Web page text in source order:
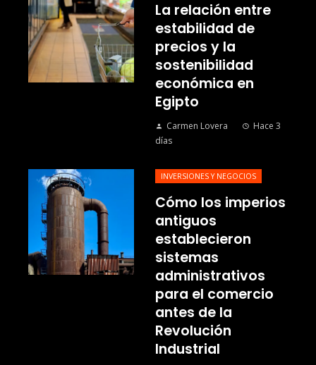
La relación entre
estabilidad de
precios y la
sostenibilidad
económica en
Egipto
Carmen Lovera
Hace 3
días
INVERSIONES Y NEGOCIOS
Cómo los imperios
antiguos
establecieron
sistemas
administrativos
para el comercio
antes de la
Revolución
Industrial